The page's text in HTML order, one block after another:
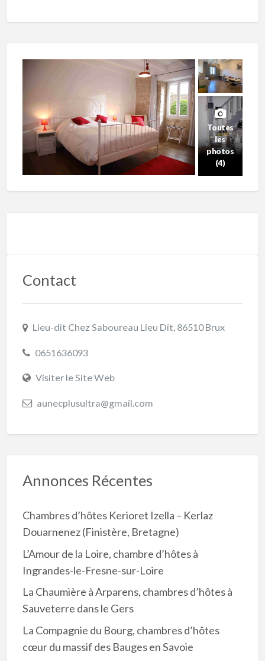
Toutes
les
photos
(4)
Contact
Lieu-dit Chez Saboureau Lieu Dit, 86510 Brux
0651636093
Visiter le Site Web
aunecplusultra@gmail.com
Annonces Récentes
Chambres d’hôtes Kerioret Izella – Kerlaz
Douarnenez (Finistère, Bretagne)
L’Amour de la Loire, chambre d’hôtes à
Ingrandes-le-Fresne-sur-Loire
La Chaumière à Arparens, chambres d’hôtes à
Sauveterre dans le Gers
La Compagnie du Bourg, chambres d’hôtes
cœur du massif des Bauges en Savoie